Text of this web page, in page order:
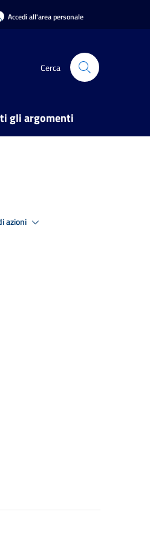
Accedi all'area personale
Cerca
gli argomenti
azioni